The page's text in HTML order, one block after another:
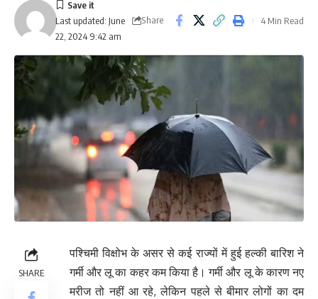
Last updated: June
22, 2024 9:42 am
Share 4 Min Read
SHARE
पश्चिमी विक्षोभ के असर से कई राज्यों में हुई हल्की बारिश ने
गर्मी और लू का कहर कम किया है। गर्मी और लू के कारण नए
मरीज तो नहीं आ रहे, लेकिन पहले से बीमार लोगों का दम